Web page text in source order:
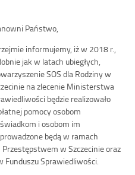
Państwo,
informujemy, iż w 2018 r.,
jak w latach ubiegłych,
SOS dla Rodziny w
na zlecenie Ministerstwa
będzie realizowało
pomocy osobom
i osobom im
będą w ramach
w Szczecinie oraz
Sprawiedliwości.